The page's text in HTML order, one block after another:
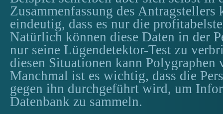
Zusammenfassung des Antragstellers
eindeutig, dass es nur die
Natürlich können diese Daten in der
nur seine Lügendetektor-Test zu
diesen Situationen kann Polygraphen
Manchmal ist es wichtig, dass die
gegen ihn durchgeführt wird, um
Datenbank zu sammeln.